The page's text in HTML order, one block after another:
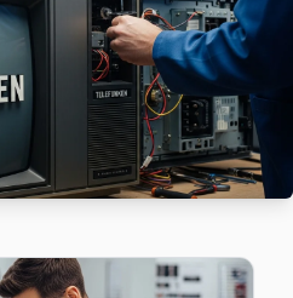
Tamiri →
Servis
Telefunken kullanıcıları
Servis
Tamiri →